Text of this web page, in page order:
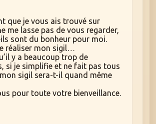
que je vous ais trouvé sur
me lasse pas de vous regarder,
sont du bonheur pour moi.
réaliser mon sigil…
y a beaucoup trop de
si je simplifie et ne fait pas tous
sigil sera-t-il quand même
pour toute votre bienveillance.